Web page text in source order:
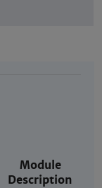
Module
Description